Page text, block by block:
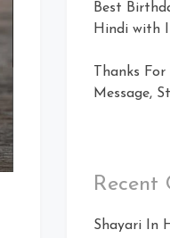
Best
Hindi with
Thanks
Message,
Recent
Shayari In